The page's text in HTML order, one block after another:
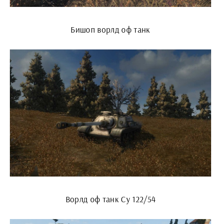
Бишоп ворлд оф танк
Ворлд оф танк Су 122/54